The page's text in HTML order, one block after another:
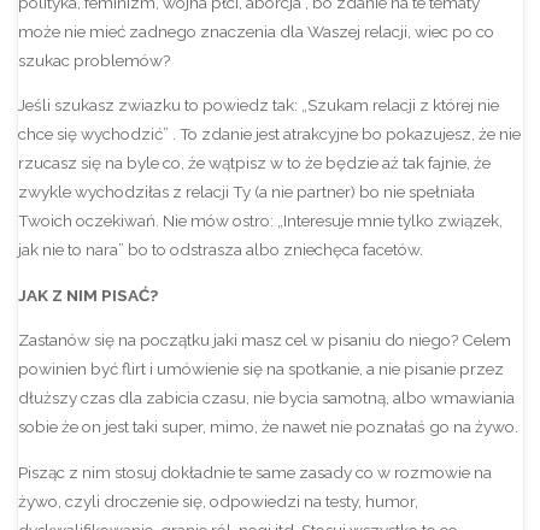
może nie mieć zadnego znaczenia dla Waszej relacji, wiec po co
szukac problemów?
Jeśli szukasz zwiazku to powiedz tak: „Szukam relacji z której nie
chce się wychodzić” . To zdanie jest atrakcyjne bo pokazujesz, że nie
rzucasz się na byle co, że wątpisz w to że będzie aż tak fajnie, że
zwykle wychodziłas z relacji Ty (a nie partner) bo nie spełniała
Twoich oczekiwań. Nie mów ostro: „Interesuje mnie tylko związek,
jak nie to nara” bo to odstrasza albo zniechęca facetów.
JAK Z NIM PISAĆ?
Zastanów się na początku jaki masz cel w pisaniu do niego? Celem
powinien być flirt i umówienie się na spotkanie, a nie pisanie przez
dłuższy czas dla zabicia czasu, nie bycia samotną, albo wmawiania
sobie że on jest taki super, mimo, że nawet nie poznałaś go na żywo.
Pisząc z nim stosuj dokładnie te same zasady co w rozmowie na
żywo, czyli droczenie się, odpowiedzi na testy, humor,